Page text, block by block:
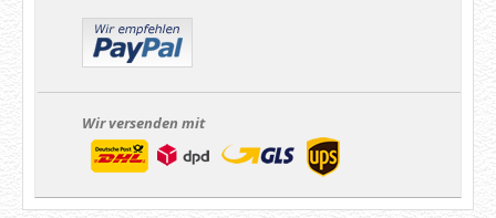
Wir versenden mit